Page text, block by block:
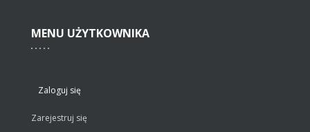
MENU UŻYTKOWNIKA
Zaloguj się
Zarejestruj się